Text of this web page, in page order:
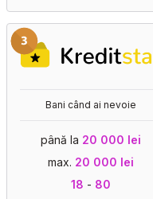
Bani când ai nevoie
până la 20 000 lei
max. 20 000 lei
18 - 80